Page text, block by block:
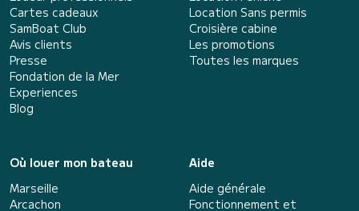
Cartes cadeaux
SamBoat Club
Avis clients
Presse
Fondation de la Mer
Experiences
Blog
Location Sans permis
Croisière cabine
Les promotions
Toutes les marques
Où louer mon bateau
Marseille
Arcachon
Aide
Aide générale
Fonctionnement et